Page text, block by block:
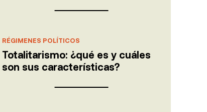
RÉGIMENES POLÍTICOS
Totalitarismo: ¿qué es y cuáles
son sus características?